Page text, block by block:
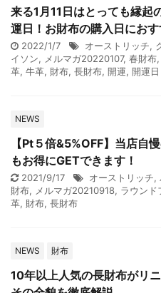
来る1月11日はとっても縁起
運日！お財布の購入日におす
2022/1/7 オーストリッチ,
イソン, メルマガ20220107, 春財布,
革, 牛革, 財布, 長財布, 開運, 開運日
NEWS
【Pt５倍&5%OFF】当店自
もお得にGETできます！
2021/9/17 オーストリッチ,
財布, メルマガ20210918, ラウンド
革, 財布, 長財布
NEWS 財布
10年以上人気の長財布がリ